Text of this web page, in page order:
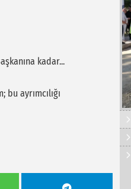
kadar...
ayrımcılığı